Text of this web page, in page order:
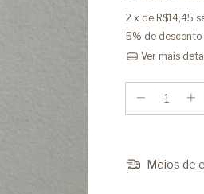
2 x de R$14,45
5% de desconto
Ver mais
Meios de